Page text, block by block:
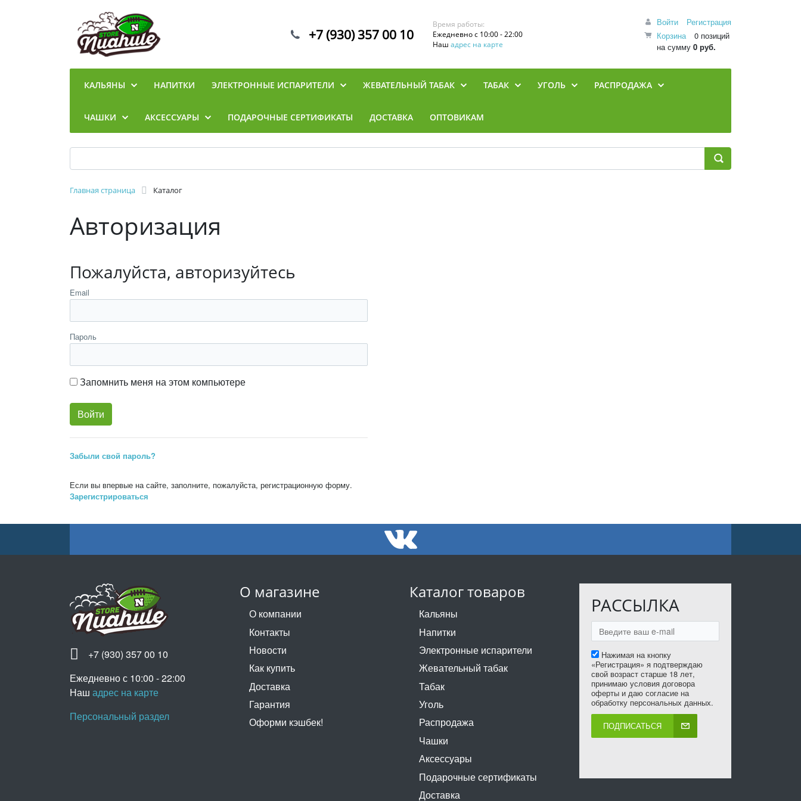
Войти
Регистрация
Корзина
0 позиций
на сумму 0 руб.
+7 (930) 357 00 10
Время работы:
Ежедневно с 10:00 - 22:00
Наш адрес на карте
КАЛЬЯНЫ НАПИТКИ ЭЛЕКТРОННЫЕ ИСПАРИТЕЛИ ЖЕВАТЕЛЬНЫЙ ТАБАК ТАБАК УГОЛЬ РАСПРОДАЖА
ЧАШКИ АКСЕССУАРЫ ПОДАРОЧНЫЕ СЕРТИФИКАТЫ ДОСТАВКА ОПТОВИКАМ
Главная страница Каталог
Авторизация
Пожалуйста, авторизуйтесь
Email
Пароль
Запомнить меня на этом компьютере
Забыли свой пароль?
Если вы впервые на сайте, заполните, пожалуйста, регистрационную форму.
Зарегистрироваться
О магазине
О компании
Контакты
Новости
Как купить
Доставка
Гарантия
Оформи кэшбек!
Каталог товаров
Кальяны
Напитки
Электронные испарители
Жевательный табак
Табак
Уголь
Распродажа
Чашки
Аксессуары
Подарочные сертификаты
Доставка
РАССЫЛКА
Нажимая на кнопку
«Регистрация» я подтверждаю
свой возраст старше 18 лет,
принимаю условия договора
оферты и даю согласие на
обработку персональных данных.
ПОДПИСАТЬСЯ
+7 (930) 357 00 10
Ежедневно с 10:00 - 22:00
Наш адрес на карте
Персональный раздел